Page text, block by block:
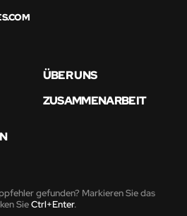
ÜBER UNS
ZUSAMMENARBEIT
gefunden? Markieren Sie das
SieCtrl+Enter.